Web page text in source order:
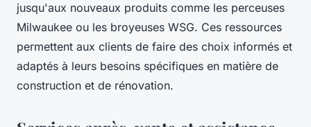
jusqu'aux nouveaux produits comme les perceuses
Milwaukee ou les broyeuses WSG. Ces ressources
permettent aux clients de faire des choix informés et
adaptés à leurs besoins spécifiques en matière de
construction et de rénovation.